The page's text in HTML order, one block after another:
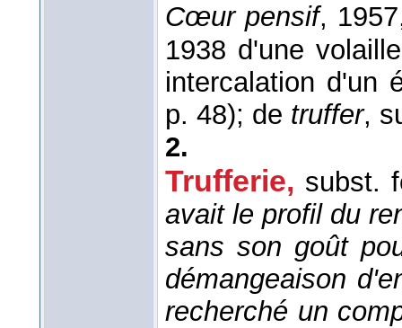
Cœur pensif, 1957
1938 d'une
intercalation d'un
p. 48); de truffer,
2.
Trufferie, subst.
avait le profil du
sans son goût
démangeaison
recherché un